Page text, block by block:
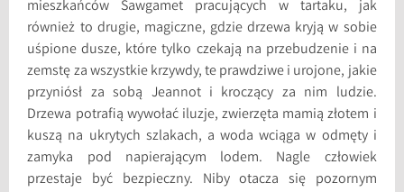
mieszkańców Sawgamet pracujących w tartaku, jak
również to drugie, magiczne, gdzie drzewa kryją w sobie
uśpione dusze, które tylko czekają na przebudzenie i na
zemstę za wszystkie krzywdy, te prawdziwe i urojone, jakie
przyniósł za sobą Jeannot i kroczący za nim ludzie.
Drzewa potrafią wywołać iluzje, zwierzęta mamią złotem i
kuszą na ukrytych szlakach, a woda wciąga w odmęty i
zamyka pod napierającym lodem. Nagle człowiek
przestaje być bezpieczny. Niby otacza się pozornym